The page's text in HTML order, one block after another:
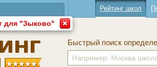
для "Зыково"
Рейтинг школ
Быстрый поиск